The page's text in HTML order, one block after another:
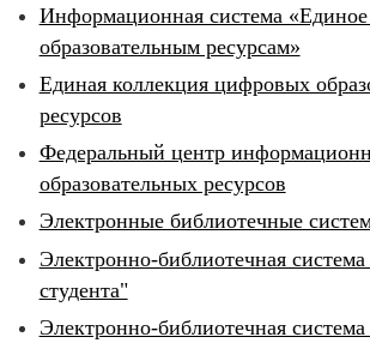
Информационная система
образовательным ресурсам»
Единая коллекция цифровых
ресурсов
Федеральный центр
образовательных ресурсов
Электронные библиотечные
Электронно-библиотечная
студента"
Электронно-библиотечная